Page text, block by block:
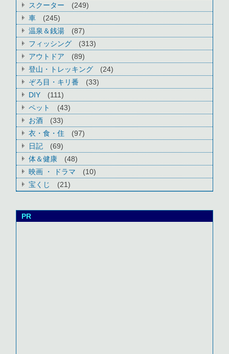
スクーター
(249)
車
(245)
温泉＆銭湯
(87)
フィッシング
(313)
アウトドア
(89)
登山・トレッキング
(24)
ぞろ目・キリ番
(33)
DIY
(111)
ペット
(43)
お酒
(33)
衣・食・住
(97)
日記
(69)
体＆健康
(48)
映画 ・ ドラマ
(10)
宝くじ
(21)
PR